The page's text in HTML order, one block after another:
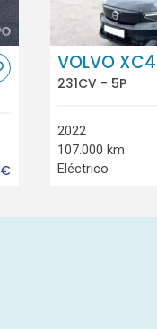
€
VOLVO
231CV - 5P
2022
107.000 km
Eléctrico